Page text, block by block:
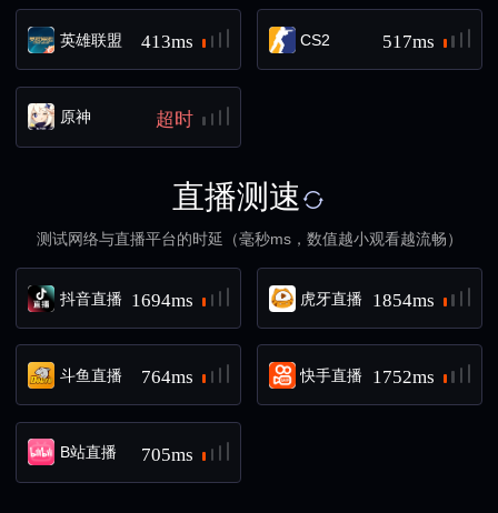
英雄联盟 413ms CS2 517ms
原神 超时
直播测速
测试网络与直播平台的时延（毫秒ms，数值越小观看越流畅）
抖音直播 1694ms 虎牙直播 1854ms
斗鱼直播 764ms 快手直播 1752ms
B站直播 705ms